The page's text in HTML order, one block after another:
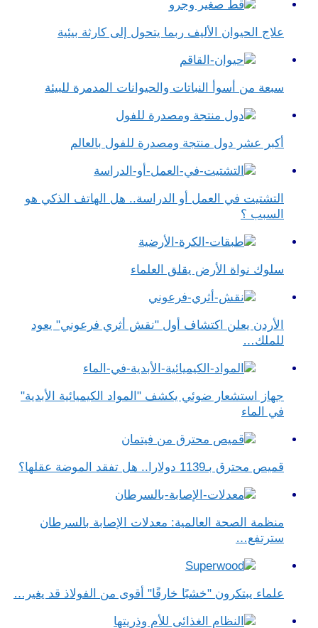
علاج الحيوان الأليف ربما يتحول إلى كارثة بيئية
سبعة من أسوأ النباتات والحيوانات المدمرة للبيئة
أكبر عشر دول منتجة ومصدرة للفول بالعالم
التشتيت في العمل أو الدراسة.. هل الهاتف الذكي هو
السبب ؟
سلوك نواة الأرض يقلق العلماء
الأردن يعلن اكتشاف أول "نقش أثري فرعوني" يعود
للملك…
جهاز استشعار ضوئي يكشف "المواد الكيميائية الأبدية"
في الماء
قميص محترق بـ1139 دولارا.. هل تفقد الموضة عقلها؟
منظمة الصحة العالمية: معدلات الإصابة بالسرطان
سترتفع…
علماء يبتكرون "خشبًا خارقًا" أقوى من الفولاذ قد يغير…